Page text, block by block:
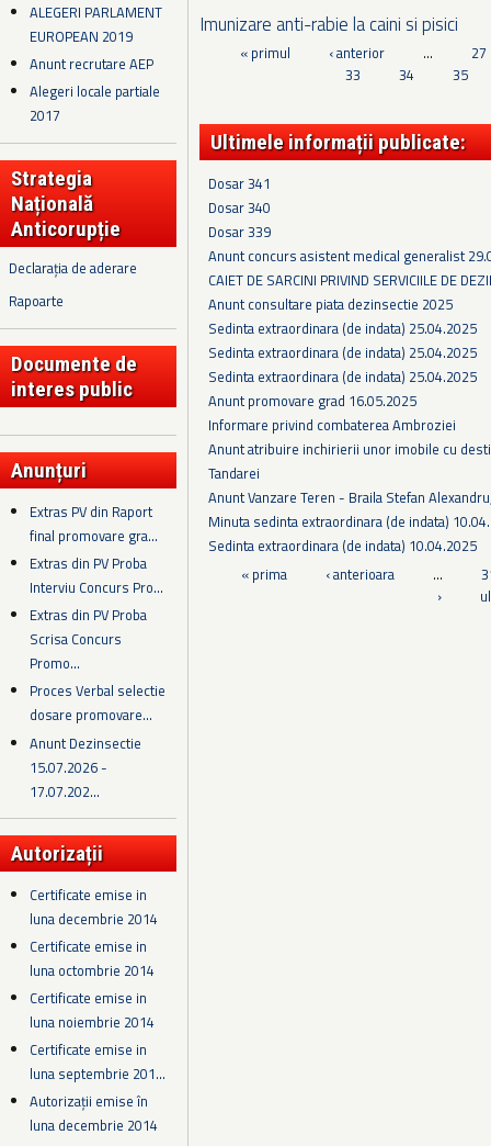
ALEGERI PARLAMENT
EUROPEAN 2019
Anunt recrutare AEP
Alegeri locale partiale
2017
Strategia
Națională
Anticorupție
Declarația de aderare
Rapoarte
Documente de
interes public
Anunțuri
Extras PV din Raport
final promovare gra...
Extras din PV Proba
Interviu Concurs Pro...
Extras din PV Proba
Scrisa Concurs
Promo...
Proces Verbal selectie
dosare promovare...
Anunt Dezinsectie
15.07.2026 -
17.07.202...
Autorizații
Certificate emise in
luna decembrie 2014
Certificate emise in
luna octombrie 2014
Certificate emise in
luna noiembrie 2014
Certificate emise in
luna septembrie 201...
Autorizații emise în
luna decembrie 2014
Imunizare anti-rabie la caini si pisici
Pagini« primul ‹ anterior …
27
33
34 35
Ultimele informații publicate:
Dosar 341
Dosar 340
Dosar 339
Anunt concurs asistent medical generalist
CAIET DE SARCINI PRIVIND SERVICIILE DE
Anunt consultare piata dezinsectie 2025
Sedinta extraordinara (de indata) 25.04.2025
Sedinta extraordinara (de indata) 25.04.2025
Sedinta extraordinara (de indata) 25.04.2025
Anunt promovare grad 16.05.2025
Informare privind combaterea Ambroziei
Anunt atribuire inchirierii unor imobile cu
Tandarei
Anunt Vanzare Teren - Braila Stefan
Minuta sedinta extraordinara (de indata)
Sedinta extraordinara (de indata) 10.04.2025
Pagini
« prima ‹ anterioara …
›